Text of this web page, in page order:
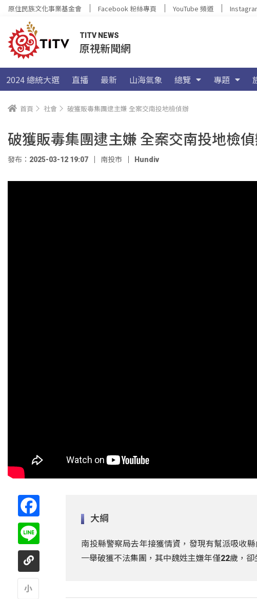
原住民族文化事業基金會 Facebook 粉絲專頁 YouTube 頻道
TITV NEWS
原視新聞網
2024 總統大選 直播 最新 山海氣象 總覽 專題
首頁 社會 破獲販毒集團逮主嫌 全案交南投地檢偵辦
破獲販毒集團逮主嫌 全案交南投地檢
發布：2025-03-12 19:07 南投市 Hundiv
大綱
南投縣警察局去年接獲情資，發現有幫派吸收
一舉破獲不法集團，其中魏姓主嫌年僅22歲，